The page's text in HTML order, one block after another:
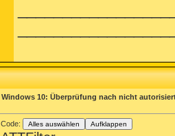
Windows 10: Überprüfung nach nicht
Code: Alles auswählen Aufklappen